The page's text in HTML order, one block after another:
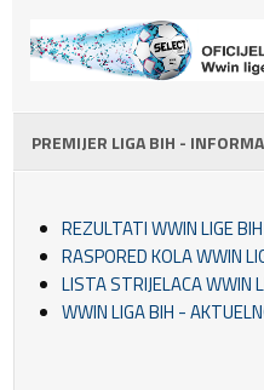
PREMIJER LIGA BIH -
REZULTATI WWIN LIGE BIH
RASPORED KOLA WWIN
LISTA STRIJELACA WWIN
WWIN LIGA BIH -